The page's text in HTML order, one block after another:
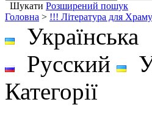
Шукати Розширений пошук
Головна > !!! Література для Храму
Українська
Русский
Категорії